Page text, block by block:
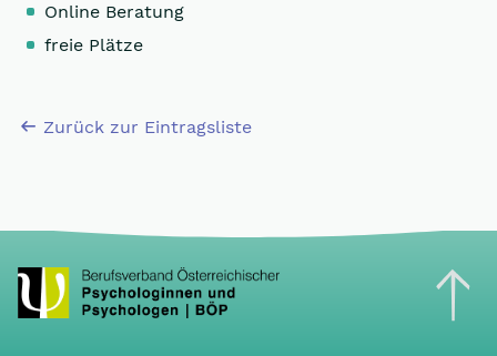
Online Beratung
freie Plätze
Zurück zur Eintragsliste